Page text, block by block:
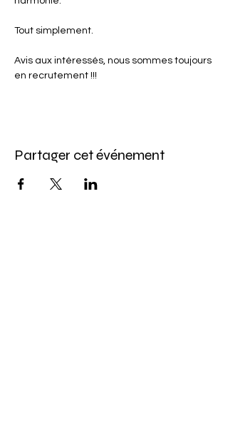
Tout simplement.
Avis aux intéressés, nous sommes toujours
en recrutement !!!
Partager cet événement